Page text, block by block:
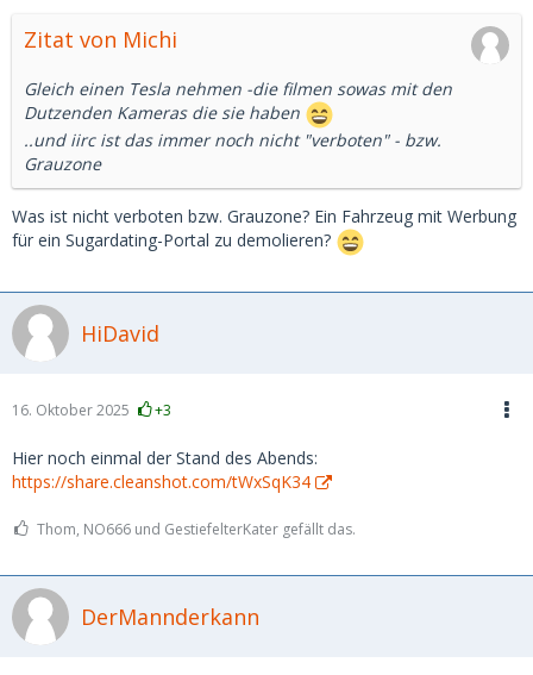
Zitat von Michi
Gleich einen Tesla nehmen -die filmen sowas mit den
Dutzenden Kameras die sie haben
..und iirc ist das immer noch nicht "verboten" - bzw.
Grauzone
Was ist nicht verboten bzw. Grauzone? Ein Fahrzeug mit Werbung
für ein Sugardating-Portal zu demolieren?
HiDavid
16. Oktober 2025 +3
Hier noch einmal der Stand des Abends:
https://share.cleanshot.com/tWxSqK34
Thom, NO666 und GestiefelterKater gefällt das.
DerMannderkann